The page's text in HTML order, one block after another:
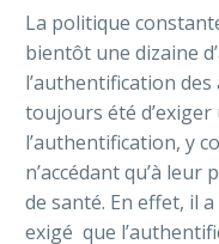
La politique
bientôt une dizaine
l’authentification des
toujours été
l’authentification, y
n’accédant qu’à
de santé. En effet, il
exigé que